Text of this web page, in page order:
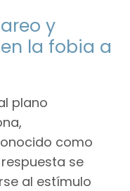
y
la fobia a
plano
como
se
al estímulo